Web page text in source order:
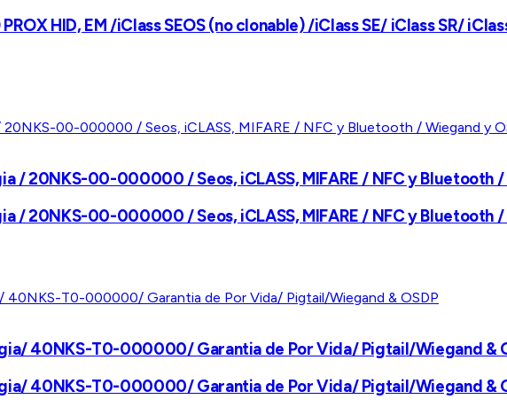
HID, EM /iClass SEOS (no clonable) /iClass SE/ iClass SR/
/ 20NKS-00-000000 / Seos, iCLASS, MIFARE / NFC y Bluetooth
/ 20NKS-00-000000 / Seos, iCLASS, MIFARE / NFC y Bluetooth
40NKS-T0-000000/ Garantia de Por Vida/ Pigtail/Wiegand &
40NKS-T0-000000/ Garantia de Por Vida/ Pigtail/Wiegand &